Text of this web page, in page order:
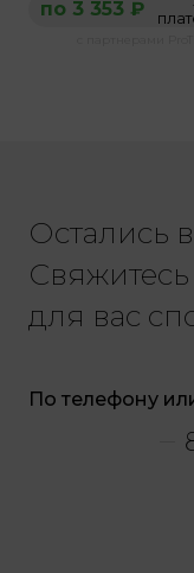
по 3 353 ₽
Остались
для вас
По телефону